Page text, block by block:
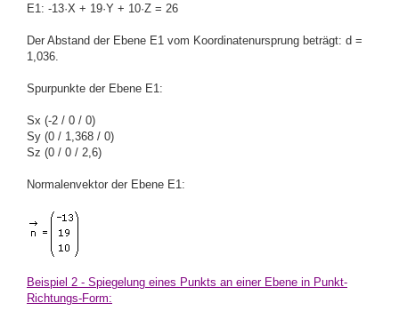
E1: -13·X + 19·Y + 10·Z = 26
Der Abstand der Ebene E1 vom Koordinatenursprung beträgt: d =
1,036.
Spurpunkte der Ebene E1:
Sx (-2 / 0 / 0)
Sy (0 / 1,368 / 0)
Sz (0 / 0 / 2,6)
Normalenvektor der Ebene E1:
Beispiel 2 - Spiegelung eines Punkts an einer Ebene in Punkt-
Richtungs-Form: